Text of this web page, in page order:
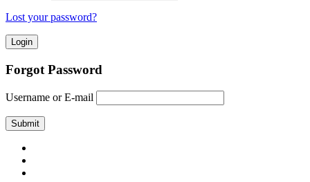
Lost your password?
Forgot Password
Username or E-mail